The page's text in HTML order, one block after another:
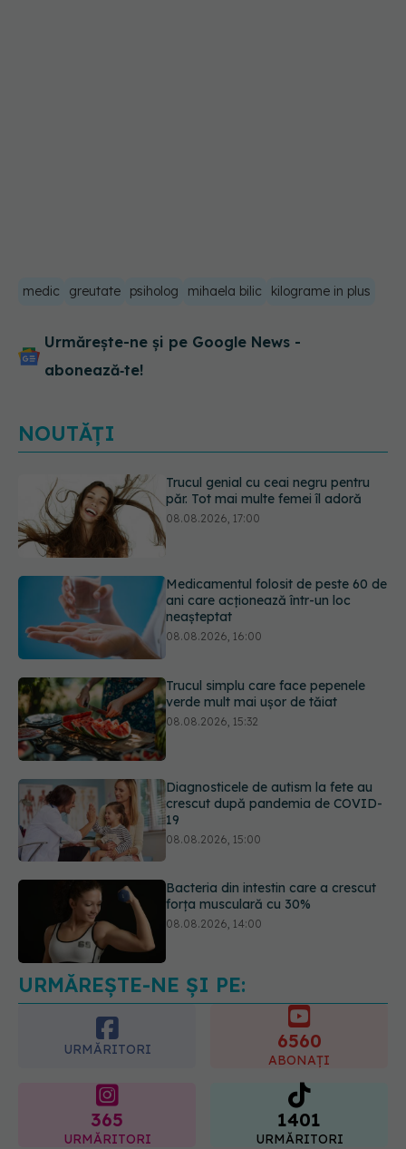
medic greutate psiholog mihaela bilic kilograme in plus
Urmărește-ne și pe Google News -
abonează‑te!
NOUTĂȚI
Medicamentul folosit de peste 60 de
ani care acționează într-un loc
Trucul simplu care face pepenele
verde mult mai ușor de tăiat
08.08.2026, 15:32
Diagnosticele de autism la fete au
crescut după pandemia de COVID-
Bacteria din intestin care a crescut
forța musculară cu 30%
08.08.2026, 14:00
Trucul genial cu ceai negru pentru
păr. Tot mai multe femei îl adoră
URMĂREȘTE-NE ȘI PE:
URMĂRITORI 6560
ABONAȚI
365
URMĂRITORI
1401
URMĂRITORI